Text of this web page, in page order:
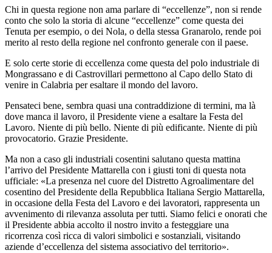
Chi in questa regione non ama parlare di “eccellenze”, non si rende
conto che solo la storia di alcune “eccellenze” come questa dei
Tenuta per esempio, o dei Nola, o della stessa Granarolo, rende poi
merito al resto della regione nel confronto generale con il paese.
E solo certe storie di eccellenza come questa del polo industriale di
Mongrassano e di Castrovillari permettono al Capo dello Stato di
venire in Calabria per esaltare il mondo del lavoro.
Pensateci bene, sembra quasi una contraddizione di termini, ma là
dove manca il lavoro, il Presidente viene a esaltare la Festa del
Lavoro. Niente di più bello. Niente di più edificante. Niente di più
provocatorio. Grazie Presidente.
Ma non a caso gli industriali cosentini salutano questa mattina
l’arrivo del Presidente Mattarella con i giusti toni di questa nota
ufficiale: «La presenza nel cuore del Distretto Agroalimentare del
cosentino del Presidente della Repubblica Italiana Sergio Mattarella,
in occasione della Festa del Lavoro e dei lavoratori, rappresenta un
avvenimento di rilevanza assoluta per tutti. Siamo felici e onorati che
il Presidente abbia accolto il nostro invito a festeggiare una
ricorrenza così ricca di valori simbolici e sostanziali, visitando
aziende d’eccellenza del sistema associativo del territorio».